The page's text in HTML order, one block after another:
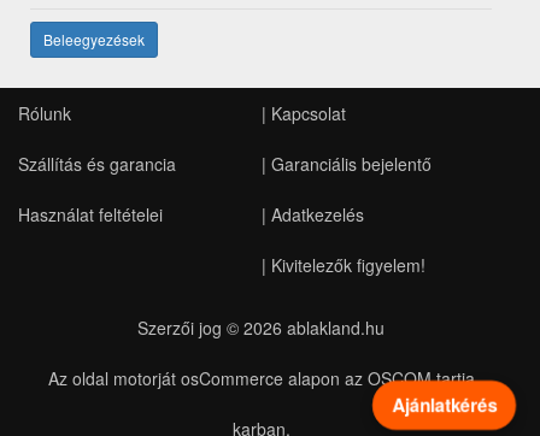
Ajánlatkérés
Beleegyezések
Rólunk
Szállítás és garancia
Használat feltételei
| Kapcsolat
| Garanciális bejelentő
| Adatkezelés
| Kivitelezők figyelem!
Szerzői jog © 2026 ablakland.hu
Az oldal motorját osCommerce alapon az OSCOM tartja
karban.